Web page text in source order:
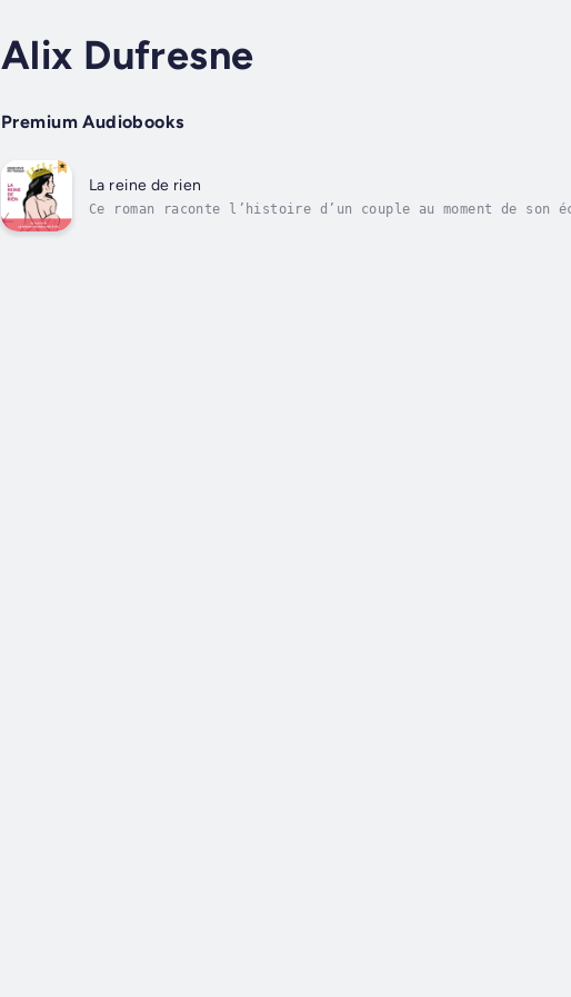
Alix Dufresne
Premium Audiobooks
La reine de rien
Ce roman raconte l’histoire d’un couple au moment de